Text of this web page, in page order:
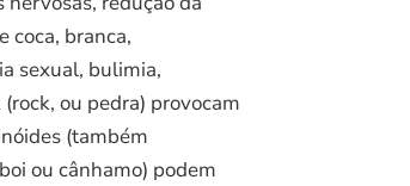
coca, branca,
sexual, bulimia,
ou pedra) provocam
(também
ou cânhamo) podem